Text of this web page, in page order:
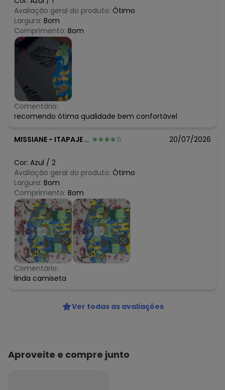
Avaliação geral do produto: Ótimo
Largura: Bom
Comprimento: Bom
Comentário:
recomendo ótima qualidade bem confortável
MISSIANE - ITAPAJE - CE 20/07/2026
Cor: Azul / 2
Avaliação geral do produto: Ótimo
Largura: Bom
Comprimento: Bom
Comentário:
linda camiseta
Ver todas as avaliações
Aproveite e compre junto